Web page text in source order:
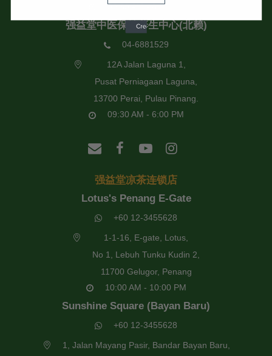
09:30 AM - 6:00 PM
强益堂中医保健养生中心(北赖)
04-6881529
12A Jalan Laguna 1,
Pusat Perniagaan Laguna,
13700 Perai, Pulau Pinang.
09:30 AM - 6:00 PM
强益堂凉茶连锁店
Lotus's Penang E-Gate
+60 12-3455628
1-1-16, E-gate, Lotus,
No 1, Lebuh Tunku Kudin 2,
11700 Gelugor, Penang
10:00 AM - 10:00 PM
Sunshine Square (Bayan Baru)
+60 12-3455628
1, Jalan Mayang Pasir, Bandar Bayan Baru,